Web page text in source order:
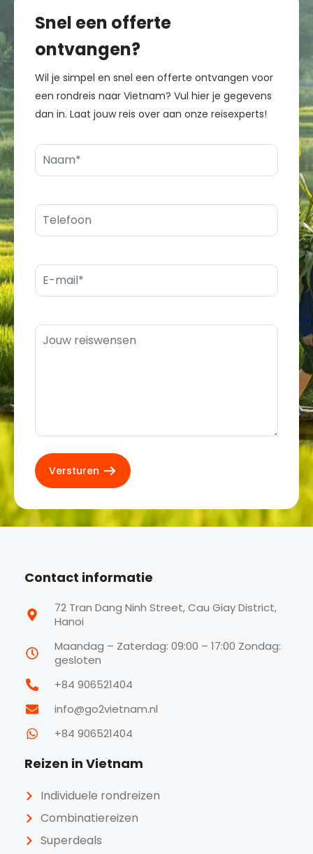
Snel een offerte
ontvangen?
Wil je simpel en snel een offerte ontvangen voor
een rondreis naar Vietnam? Vul hier je gegevens
dan in. Laat jouw reis over aan onze reisexperts!
Contact informatie
72 Tran Dang Ninh Street, Cau Giay District,
Hanoi
Maandag – Zaterdag: 09:00 – 17:00 Zondag:
gesloten
+84 906521404
info@go2vietnam.nl
+84 906521404
Reizen in Vietnam
Individuele rondreizen
Combinatiereizen
Superdeals